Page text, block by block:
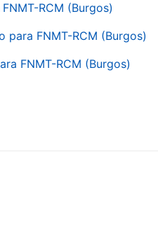
RCM (Burgos)
FNMT-RCM (Burgos)
FNMT-RCM (Burgos)